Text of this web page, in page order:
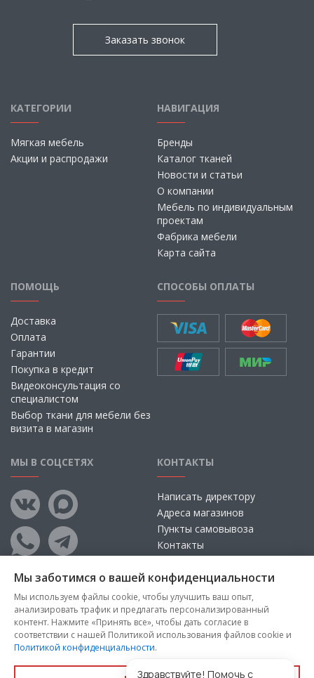
Заказать звонок
КАТЕГОРИИ
Мягкая мебель
Акции и распродажи
НАВИГАЦИЯ
Бренды
Каталог тканей
Новости и статьи
О компании
Мебель по индивидуальным
проектам
Фабрика мебели
Карта сайта
ПОМОЩЬ
Доставка
Оплата
Гарантии
Покупка в кредит
Видеоконсультация со
специалистом
Выбор ткани для мебели без
визита в магазин
СПОСОБЫ ОПЛАТЫ
МЫ В СОЦСЕТЯХ КОНТАКТЫ
Написать директору
Адреса магазинов
Пункты самовывоза
Контакты
Copyright © 2026, ООО «100 Диванов» — Все права защищены
Администрация Сайта не несет ответственности за
Мы заботимся о вашей конфиденциальности
Мы используем файлы cookie, чтобы улучшить ваш опыт,
анализировать трафик и предлагать персонализированный
контент. Нажмите «Принять все», чтобы дать согласие в
соответствии с нашей Политикой использования файлов cookie и
Политикой конфиденциальности.
Здравствуйте! Помочь с